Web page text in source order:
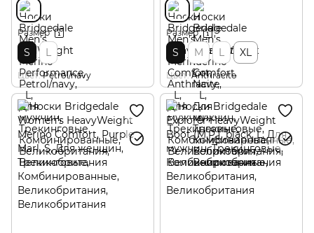
Размер
S L
Цвет Petrol/navy
Размер
S M L XL
Цвет Anthracite